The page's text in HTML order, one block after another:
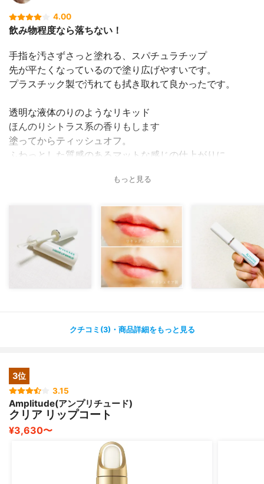
#コスメレポ
#コスメ垢
#コスメ部
#置き画
#テーブルフォト
#テーブルフォトブース
4.00
飲み物程度なら落ちない！
手指を汚さずさっと塗れる、スパチュラチップ
先が平たくなっているので塗り広げやすいです。
プラスチック製で汚れても拭き取れて良かったです。
透明な液体のりのようなリキッド
ほんのりシトラス系の香りもします
塗ってからティッシュオフ。
ふわっとした質感のあるマットな感じの仕上がりに
スルスルっとした感じになりました。
コップやマスクに色移りしなくて快適
飲み物くらいなら全然落ちないと感じました。
少し乾燥する感じとマット仕上がりは好みが分かれそうで
すが
いつものアイテムにプラスするだけで
もっと見る
クチコミ(3)・商品詳細をもっと見る
3位
3.15
Amplitude(アンプリチュード)
クリア リップコート
¥3,630〜